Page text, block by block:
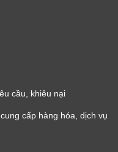
cầu, khiêu nại
cấp hàng hóa, dịch vụ